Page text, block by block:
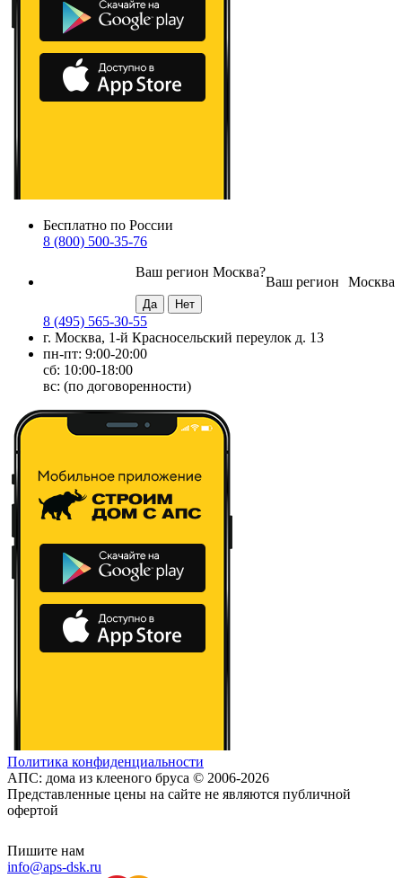
Бесплатно по России
8 (800) 500-35-76
Москва
Ваш регион
Ваш регион Москва?
8 (495) 565-30-55
г. Москва, 1-й Красносельский переулок д. 13
пн-пт: 9:00-20:00
сб: 10:00-18:00
вс: (по договоренности)
Политика конфиденциальности
АПС: дома из клееного бруса © 2006-2026
Представленные цены на сайте не являются публичной
офертой
Пишите нам
info@aps-dsk.ru